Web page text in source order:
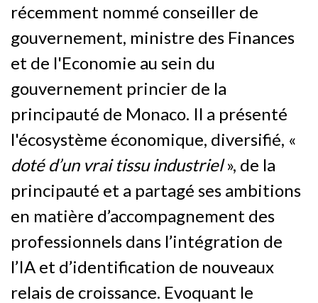
récemment nommé conseiller de
gouvernement, ministre des Finances
et de l'Economie au sein du
gouvernement princier de la
principauté de Monaco. Il a présenté
l'écosystème économique, diversifié, «
doté d’un vrai tissu industriel», de la
principauté et a partagé ses ambitions
en matière d’accompagnement des
professionnels dans l’intégration de
l’IA et d’identification de nouveaux
relais de croissance. Evoquant le